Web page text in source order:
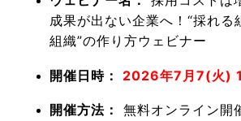
成果が出ない企業へ！“採れる
組織”の作り方ウェビナー
開催日時： 2026年7月7(火)
開催方法：
無料オンライン開